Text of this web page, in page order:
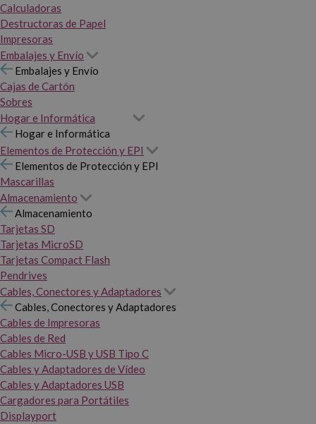
Calculadoras
Destructoras de Papel
Impresoras
Embalajes y Envío
Embalajes y Envío
Cajas de Cartón
Sobres
Hogar e Informática
Hogar e Informática
Elementos de Protección y EPI
Elementos de Protección y EPI
Mascarillas
Almacenamiento
Almacenamiento
Tarjetas SD
Tarjetas MicroSD
Tarjetas Compact Flash
Pendrives
Cables, Conectores y Adaptadores
Cables, Conectores y Adaptadores
Cables de Impresoras
Cables de Red
Cables Micro-USB y USB Tipo C
Cables y Adaptadores de Vídeo
Cables y Adaptadores USB
Cargadores para Portátiles
Displayport